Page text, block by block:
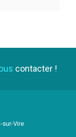
contacter !
sur-Vire